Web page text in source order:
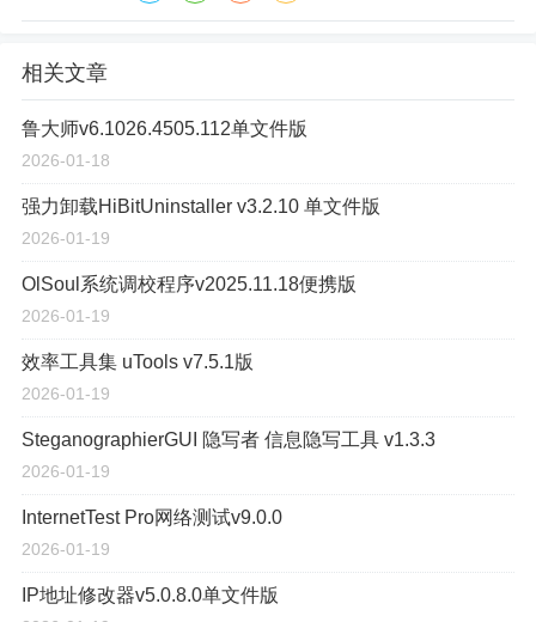
相关文章
鲁大师v6.1026.4505.112单文件版
2026-01-18
强力卸载HiBitUninstaller v3.2.10 单文件版
2026-01-19
OlSoul系统调校程序v2025.11.18便携版
2026-01-19
效率工具集 uTools v7.5.1版
2026-01-19
SteganographierGUI 隐写者 信息隐写工具 v1.3.3
2026-01-19
InternetTest Pro网络测试v9.0.0
2026-01-19
IP地址修改器v5.0.8.0单文件版